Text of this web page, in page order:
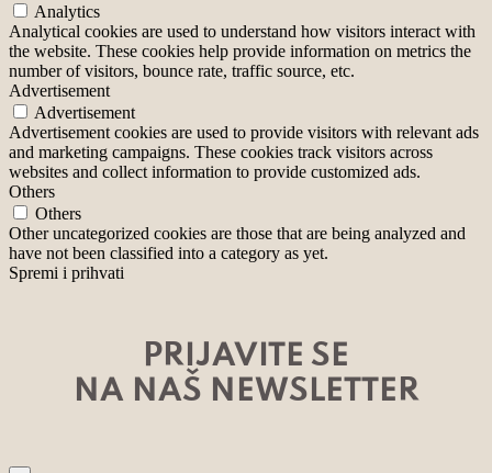
Analytics
Analytical cookies are used to understand how visitors interact with
the website. These cookies help provide information on metrics the
number of visitors, bounce rate, traffic source, etc.
Advertisement
Advertisement
Advertisement cookies are used to provide visitors with relevant ads
and marketing campaigns. These cookies track visitors across
websites and collect information to provide customized ads.
Others
Others
Other uncategorized cookies are those that are being analyzed and
have not been classified into a category as yet.
Spremi i prihvati
PRIJAVITE SE
NA NAŠ NEWSLETTER